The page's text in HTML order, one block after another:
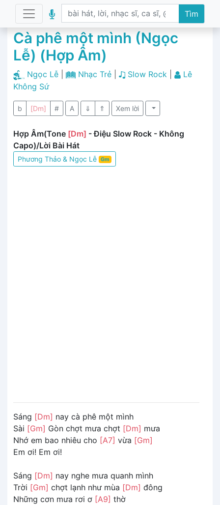
Tìm
Cà phê một mình (Ngọc
Lễ) (Hợp Âm)
Ngọc Lễ Nhạc Trẻ| Slow Rock
Lê
Không Sứ
b [Dm] # A ⇓ ⇑ Xem lời
Hợp Âm(Tone [Dm] - Điệu Slow Rock - Không
Capo)/Lời Bài Hát
Phương Thảo & Ngọc Lễ Gm
Sáng [Dm] nay cà phê một mình
Sài [Gm] Gòn chợt mưa chợt [Dm] mưa
Nhớ em bao nhiêu cho [A7] vừa [Gm]
Em ơi! Em ơi!
Sáng [Dm] nay nghe mưa quanh mình
Trời [Gm] chợt lạnh như mùa [Dm] đông
Những cơn mưa rơi ơ [A9] thờ